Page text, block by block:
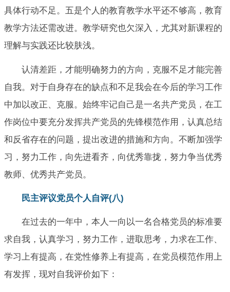
具体行动不足。五是个人的教育教学水平还不够高，教育
教学方法还需改进。教学研究也欠深入，尤其对新课程的
理解与实践还比较肤浅。
认清差距，才能明确努力的方向，克服不足才能完善
自我。对于自身存在的缺点和不足我会在今后的学习工作
中加以改正、克服。始终牢记自己是一名共产党员，在工
作岗位中要充分发挥共产党员的先锋模范作用，认真总结
和反省存在的问题，提出改进的措施和方向。不断加强学
习，努力工作，向先进看齐，向优秀靠拢，努力争当优秀
教师、优秀共产党员。
民主评议党员个人自评(八)
在过去的一年中，本人一向以一名合格党员的标准要
求自我，认真学习，努力工作，进取思考，力求在工作、
学习上有提高，在党性修养上有提高，在党员模范作用上
有发挥，现对自我评价如下：